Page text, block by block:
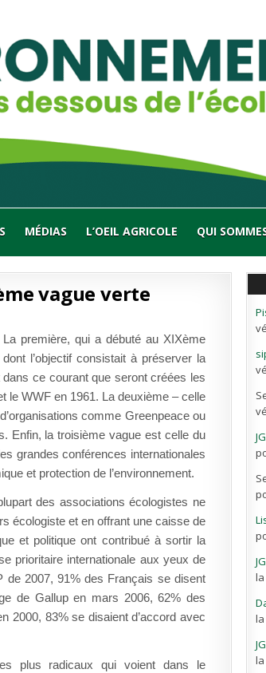
MÉDIAS L’OEIL AGRICOLE QUI
vague verte
première, qui a débuté au XIXème
l’objectif consistait à préserver la
ce courant que seront créées les
le WWF en 1961. La deuxième – celle
comme Greenpeace ou
Enfin, la troisième vague est celle du
grandes conférences internationales
et protection de l’environnement.
des associations écologistes ne
écologiste et en offrant une caisse de
et politique ont contribué à sortir la
prioritaire internationale aux yeux de
de 2007, 91% des Français se disent
de Gallup en mars 2006, 62% des
2000, 83% se disaient d’accord avec
plus radicaux qui voient dans le